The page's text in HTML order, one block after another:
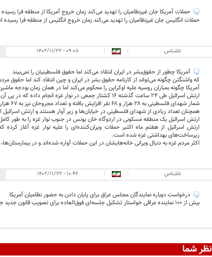
حملات آمریکا جان غیرنظامیان را تهدید می‌کند زمان خروج آمریکا از منطقه فرا
حملات انگلیس جان غیرنظامیان را تهدید می‌کند زمان خروج انگلیس از منطقه فرا
ناشناس |
| ۰۹:۰۸ - ۱۴۰۲/۱۱/۲۲
آمریکا چطور از حقوق‌بشر در ایران انتقاد می‌کند اما حقوق فلسطینیان را نمی‌بیند
که واشنگتن چگونه می‌تواند از کارنامه حقوق بشر در ایران و چین انتقاد کند اما حقوق
آمریکا چگونه بمباران روسیه علیه اوکراین را محکوم می‌کند اما در همان زمان بودجه
ارتش اسرائیل طی ۲۴ ساعت گذشته ۱۶ کشتار جمعی در نوار غزه انجام داده که در پی آن، ۱۱۷ فلسطینی شهید و ۱۵۲ نفر دیگر مجروح شدند.
شمار شهدای فلسطینی به ۲۸ هزار و ۶۸ نفر افزایش یافته و تعداد مجروحان نیز به ۶۷ هزار و ۶۱۱ نفر رسیده است.
همچنان تعداد زیادی از شهدای فلسطینی در خیابان‌ها و زیر آوار هستند و ارتش اسرائیل
ارتش اسرائیل یک منطقه مسکونی در اردوگاه خان یونس در جنوب نوار غزه را به طور
ارتش اسرائیل از هفتم ماه اکتبر حملات ویران‌کننده‌ای را علیه نوار غزه آغاز
زیرساخت‌های بهداشتی غزه شده است.
اکثر مردم غزه به دنبال ویرانی خانه‌هایشان در این حملات آواره شده‌اند و در
ناشناس |
| ۱۰:۴۶ - ۱۴۰۲/۱۱/۲۲
درخواست دوباره نمایندگان مجلس عراق برای پایان دادن به حضور نظامیان آمریکا
بیش از ۱۰۰ نماینده عراقی خواستار تشکیل جلسه‌ای فوق‌العاده برای تصویب قانون جدید جهت خروج نیرو‌های آمریکایی از کشورشان شدند.
نظر شما